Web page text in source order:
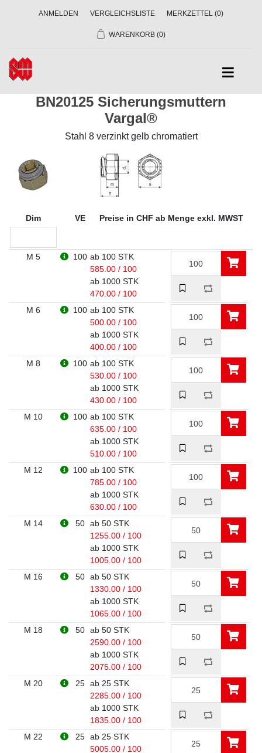
ANMELDEN VERGLEICHSLISTE MERKZETTEL (0)
WARENKORB (0)
BN20125 Sicherungsmuttern
Vargal®
Stahl 8 verzinkt gelb chromatiert
Dim VE Preise in CHF ab Menge exkl. MWST
M 5 100 ab 100 STK
585.00 / 100
ab 1000 STK
470.00 / 100
M 6
100 ab 100 STK
500.00 / 100
ab 1000 STK
400.00 / 100
M 8
100 ab 100 STK
530.00 / 100
ab 1000 STK
430.00 / 100
M 10
100 ab 100 STK
635.00 / 100
ab 1000 STK
510.00 / 100
M 12
100 ab 100 STK
785.00 / 100
ab 1000 STK
630.00 / 100
M 14
50 ab 50 STK
1255.00 / 100
ab 1000 STK
1005.00 / 100
M 16
50 ab 50 STK
1330.00 / 100
ab 1000 STK
1065.00 / 100
M 18
50 ab 50 STK
2590.00 / 100
ab 1000 STK
2075.00 / 100
M 20
25 ab 25 STK
2285.00 / 100
ab 1000 STK
1835.00 / 100
M 22
25 ab 25 STK
5005.00 / 100